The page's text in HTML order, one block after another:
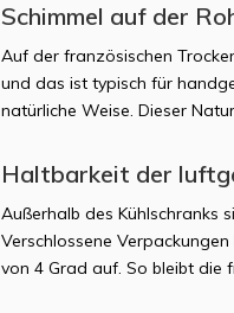
Schimmel auf der
Auf der französischen
und das ist typisch für
natürliche Weise. Dieser
Haltbarkeit der
Außerhalb des Kühlschranks
Verschlossene
von 4 Grad auf. So bleibt die